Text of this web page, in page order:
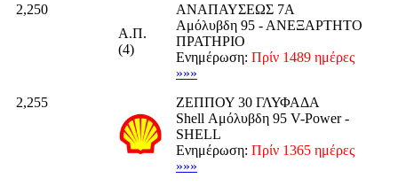
2,250
Α.Π.
(4)
ΑΝΑΠΑΥΣΕΩΣ 7Α
Αμόλυβδη 95 - ΑΝΕΞΑΡΤΗΤΟ
ΠΡΑΤΗΡΙΟ
Ενημέρωση: Πρίν 1489 ημέρες
»»»
2,255
ΖΕΠΠΟΥ 30 ΓΛΥΦΑΔΑ
Shell Αμόλυβδη 95 V-Power -
SHELL
Ενημέρωση: Πρίν 1365 ημέρες
»»»